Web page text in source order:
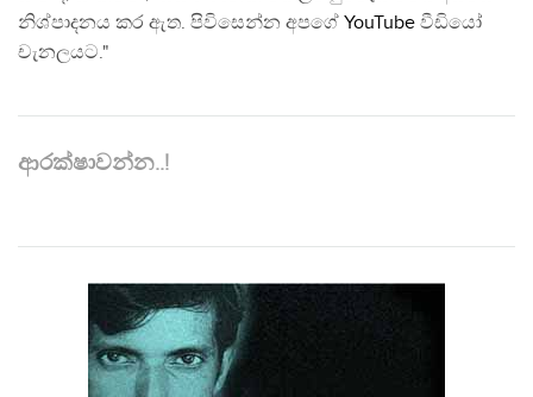
නිශ්පාදනය කර ඇත. පිවිසෙන්න අපගේ YouTube වීඩියෝ
චැනලයට."
ආරක්ෂාවන්න..!